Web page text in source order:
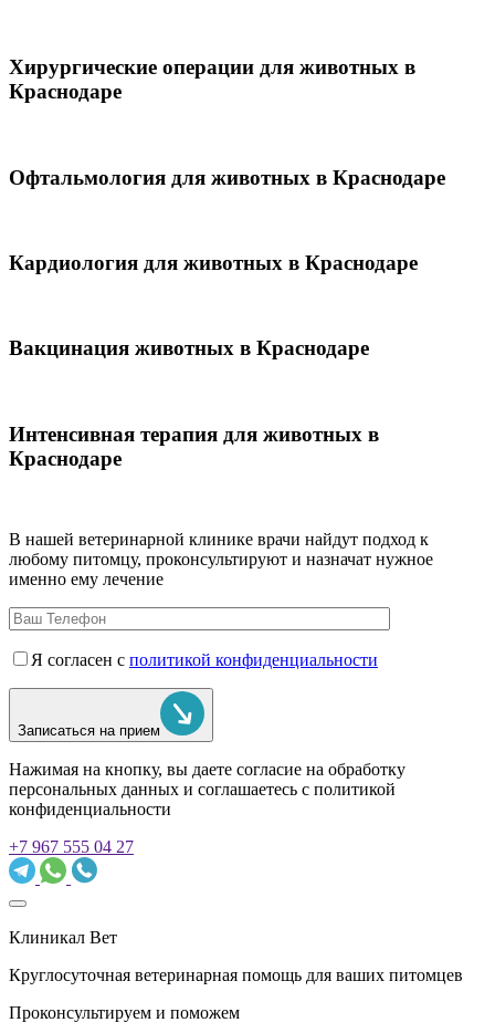
Хирургические операции для животных в
Краснодаре
Офтальмология для животных в Краснодаре
Кардиология для животных в Краснодаре
Вакцинация животных в Краснодаре
Интенсивная терапия для животных в
Краснодаре
В нашей ветеринарной клинике врачи найдут подход к
любому питомцу, проконсультируют и назначат нужное
именно ему лечение
Я согласен с политикой конфиденциальности
Записаться на прием
Нажимая на кнопку, вы даете согласие на обработку
персональных данных и соглашаетесь c политикой
конфиденциальности
+7 967 555 04 27
Клиникал Вет
Круглосуточная ветеринарная помощь для ваших питомцев
Проконсультируем и поможем